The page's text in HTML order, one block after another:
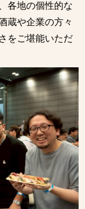
各地の個性的な
蔵や企業の方々
をご堪能いただ